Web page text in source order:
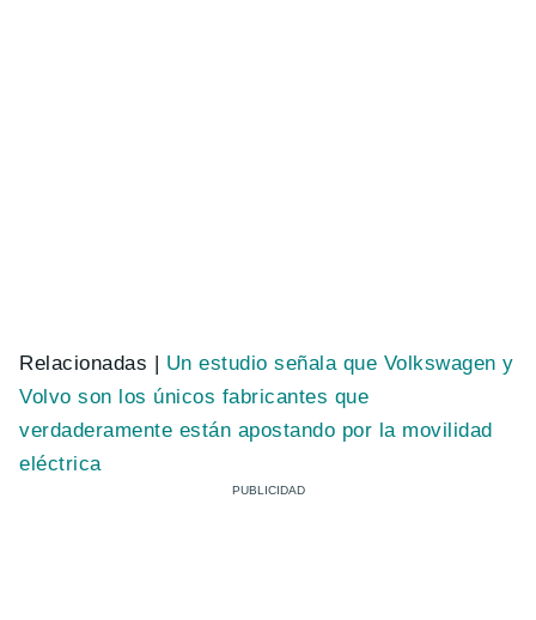
Relacionadas | Un estudio señala que Volkswagen y
Volvo son los únicos fabricantes que
verdaderamente están apostando por la movilidad
eléctrica